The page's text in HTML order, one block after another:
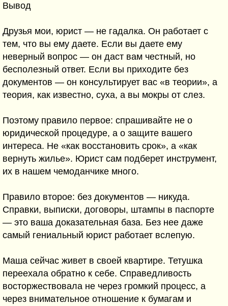
Вывод
Друзья мои, юрист — не гадалка. Он работает с
тем, что вы ему даете. Если вы даете ему
неверный вопрос — он даст вам честный, но
бесполезный ответ. Если вы приходите без
документов — он консультирует вас «в теории», а
теория, как известно, суха, а вы мокры от слез.
Поэтому правило первое: спрашивайте не о
юридической процедуре, а о защите вашего
интереса. Не «как восстановить срок», а «как
вернуть жилье». Юрист сам подберет инструмент,
их в нашем чемоданчике много.
Правило второе: без документов — никуда.
Справки, выписки, договоры, штампы в паспорте
— это ваша доказательная база. Без нее даже
самый гениальный юрист работает вслепую.
Маша сейчас живет в своей квартире. Тетушка
переехала обратно к себе. Справедливость
восторжествовала не через громкий процесс, а
через внимательное отношение к бумагам и